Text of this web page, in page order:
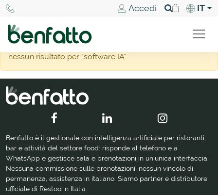
Accedi IT
nessun risultato per "software IA"
Benfatto è il gestionale con intelligenza artificiale per ristoranti,
bar e attività del settore food: risponde al telefono e a
WhatsApp e gestisce sala e prenotazioni in un'unica interfaccia.
Nessuna commissione sulle prenotazioni, nessun vincolo di
permanenza, assistenza in italiano. Siamo partner e distributore
ufficiale di Restoo in Italia.